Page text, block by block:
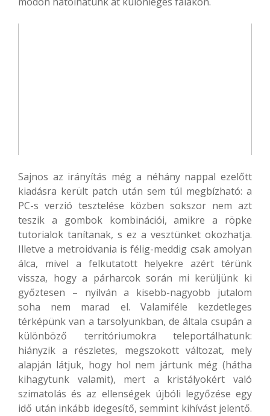
Sajnos az irányítás még a néhány nappal ezelőtt
kiadásra került patch után sem túl megbízható: a
PC-s verzió tesztelése közben sokszor nem azt
teszik a gombok kombinációi, amikre a röpke
tutorialok tanítanak, s ez a vesztünket okozhatja.
Illetve a metroidvania is félig-meddig csak amolyan
álca, mivel a felkutatott helyekre azért térünk
vissza, hogy a párharcok során mi kerüljünk ki
győztesen – nyilván a kisebb-nagyobb jutalom
soha nem marad el. Valamiféle kezdetleges
térképünk van a tarsolyunkban, de általa csupán a
különböző territóriumokra teleportálhatunk:
hiányzik a részletes, megszokott változat, mely
alapján látjuk, hogy hol nem jártunk még (hátha
kihagytunk valamit), mert a kristályokért való
szimatolás és az ellenségek újbóli legyőzése egy
idő után inkább idegesítő, semmint kihívást jelentő.